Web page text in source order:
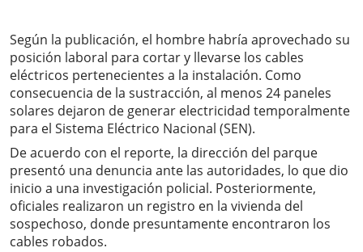
Según la publicación, el hombre habría aprovechado su
posición laboral para cortar y llevarse los cables
eléctricos pertenecientes a la instalación. Como
consecuencia de la sustracción, al menos 24 paneles
solares dejaron de generar electricidad temporalmente
para el Sistema Eléctrico Nacional (SEN).
De acuerdo con el reporte, la dirección del parque
presentó una denuncia ante las autoridades, lo que dio
inicio a una investigación policial. Posteriormente,
oficiales realizaron un registro en la vivienda del
sospechoso, donde presuntamente encontraron los
cables robados.